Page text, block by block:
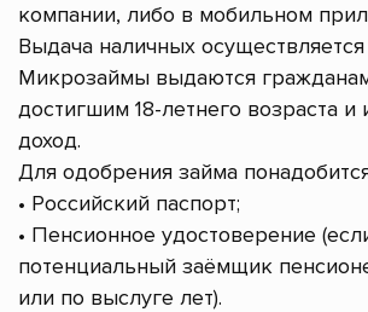
компании, либо в мобильном
Выдача наличных
Микрозаймы выдаются
достигшим 18-летнего возраста
доход.
Для одобрения займа
• Российский паспорт;
• Пенсионное удостоверение
потенциальный заёмщик
или по выслуге лет).